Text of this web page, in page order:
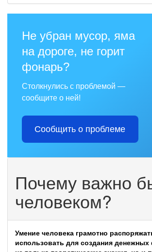
Не убран мусор, яма
на дороге, не горит
фонарь?
Столкнулись с проблемой —
сообщите о ней!
Сообщить о проблеме
Почему важно
человеком?
Умение человека грамотно
использовать для создания